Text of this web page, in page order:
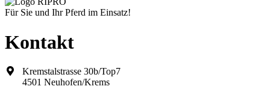
Für Sie und Ihr Pferd im Einsatz!
Kontakt
Kremstalstrasse 30b/Top7
4501 Neuhofen/Krems